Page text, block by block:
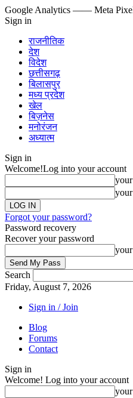
Google Analytics —— Meta
Sign in
राजनीतिक
देश
विदेश
छत्तीसगढ़
बिलासपुर
मध्य प्रदेश
खेल
बिज़नेस
मनोरंजन
अध्यात्म
Sign in
Welcome!Log into your account
Forgot your password?
Password recovery
Recover your password
Search
Friday, August 7, 2026
Sign in / Join
Blog
Forums
Contact
Sign in
Welcome! Log into your account